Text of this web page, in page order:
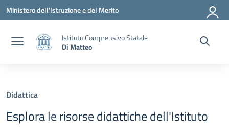
Vai ai contenuti
Vai al menu di navigazione
Vai al footer
Ministero dell'Istruzione e del Merito
Istituto Comprensivo Statale
Di Matteo
Didattica
Esplora le risorse didattiche dell'Istituto